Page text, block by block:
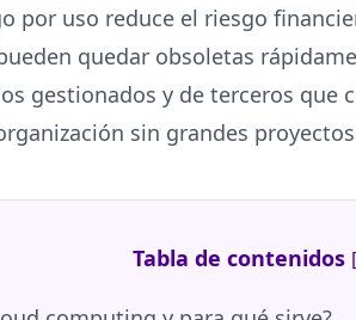
por uso reduce el riesgo
quedar obsoletas
gestionados y de terceros que
sin grandes
Tabla de contenidos [